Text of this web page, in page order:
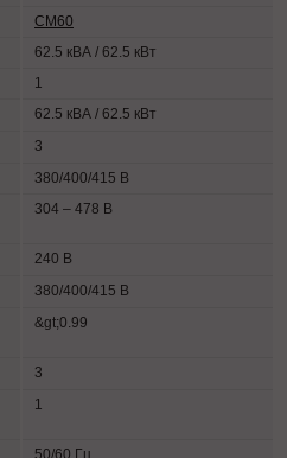
СМ60
62.5 кВА / 62.5 кВт
1
62.5 кВА / 62.5 кВт
3
380/400/415 В
304 – 478 В
240 В
380/400/415 В
&gt;0.99
3
1
50/60 Гц